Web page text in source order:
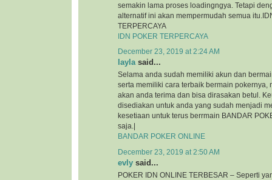
semakin lama proses loadingngya. Tetapi
alternatif ini akan mempermudah semua
TERPERCAYA
IDN POKER TERPERCAYA
December 23, 2019 at 2:24 AM
laylasaid...
Selama anda sudah memiliki akun dan
serta memiliki cara terbaik bermain pokernya,
akan anda terima dan bisa dirasakan betul.
disediakan untuk anda yang sudah menjadi
kesetiaan untuk terus berrmain BANDAR
saja.|
BANDAR POKER ONLINE
December 23, 2019 at 2:50 AM
evly said...
POKER IDN ONLINE TERBESAR – Seperti